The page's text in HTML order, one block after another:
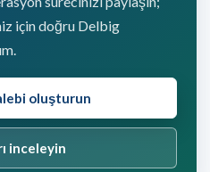
için doğru Delbig
oluşturun
inceleyin